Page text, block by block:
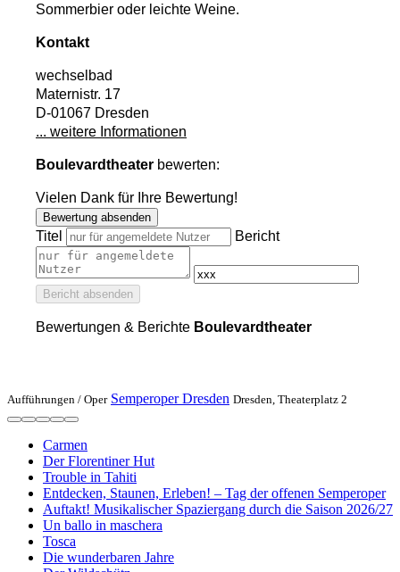
Sommerbier oder leichte Weine.
Kontakt
wechselbad
Maternistr. 17
D-01067 Dresden
... weitere Informationen
Boulevardtheater bewerten:
Vielen Dank für Ihre Bewertung!
Bewertung absenden
Titel Bericht
Bericht absenden
Bewertungen & Berichte Boulevardtheater
Aufführungen / Oper Semperoper Dresden Dresden, Theaterplatz 2
Carmen
Der Florentiner Hut
Trouble in Tahiti
Entdecken, Staunen, Erleben! – Tag der offenen Semperoper
Auftakt! Musikalischer Spaziergang durch die Saison 2026/27
Un ballo in maschera
Tosca
Die wunderbaren Jahre